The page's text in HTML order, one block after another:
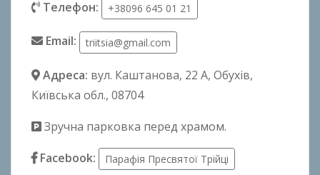
Телефон: +38096 645 01 21
Email: triitsia@gmail.com
Адреса: вул. Каштанова, 22 А, Обухів,
Київська обл., 08704
Зручна парковка перед храмом.
Facebook:
Парафія Пресвятої Трійці